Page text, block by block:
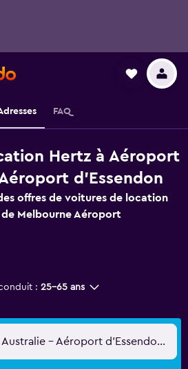
FAQ
Hertz à Aéroport
d'Essendon
offres de voitures de location
Melbourne Aéroport
: 25-65 ans
Melbourne, VIC, Australie - Aéroport d'Essendon (MEB)